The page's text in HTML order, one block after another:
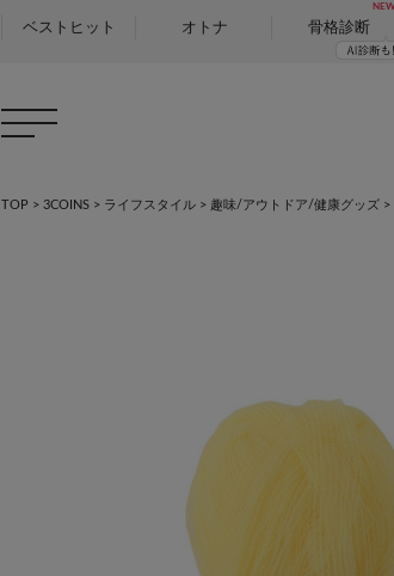
ベストヒット オトナ 骨格診断
TOP > 3COINS > ライフスタイル > 趣味/アウトドア/健康グッズ >